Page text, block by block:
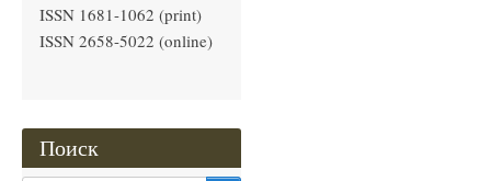
ISSN 1681-1062 (print)
ISSN 2658-5022 (online)
Поиск